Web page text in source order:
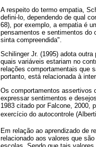
A respeito do termo empatia,
defini-lo, dependendo de qual
68), por exemplo, a empatia é
pensamentos e sentimentos do
sinta compreendida".
Schilinger Jr. (1995) adota
quais variáveis estariam no
relações comportamentais que
portanto, está relacionada à
Os comportamentos assertivos
expressar sentimentos e
1983 citado por Falcone, 2000,
exercício do autocontrole
Em relação ao aprendizado de
relacionado aos valores que